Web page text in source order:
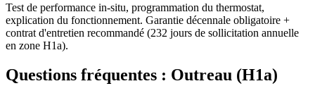
Test de performance in-situ, programmation du thermostat,
explication du fonctionnement. Garantie décennale obligatoire +
contrat d'entretien recommandé (232 jours de sollicitation annuelle
en zone H1a).
Questions fréquentes : Outreau (H1a)